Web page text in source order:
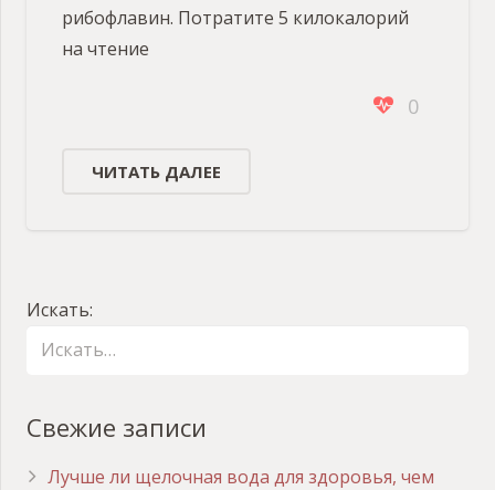
рибофлавин. Потратите 5 килокалорий
на чтение
0
ЧИТАТЬ ДАЛЕЕ
Искать:
Свежие записи
Лучше ли щелочная вода для здоровья, чем